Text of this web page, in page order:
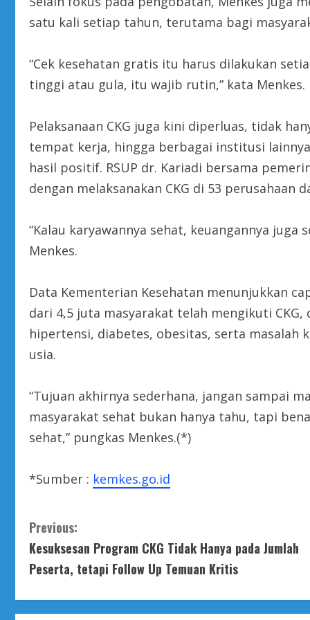
satu kali setiap tahun, terutama bagi
“Cek kesehatan gratis itu harus dilakukan
tinggi atau gula, itu wajib rutin,” kata Menkes.
Pelaksanaan CKG juga kini diperluas, tidak
tempat kerja, hingga berbagai institusi
hasil positif. RSUP dr. Kariadi bersama
dengan melaksanakan CKG di 53 perusahaan
“Kalau karyawannya sehat, keuangannya
Menkes.
Data Kementerian Kesehatan menunjukkan
dari 4,5 juta masyarakat telah mengikuti
hipertensi, diabetes, obesitas, serta masalah
usia.
“Tujuan akhirnya sederhana, jangan sampai
masyarakat sehat bukan hanya tahu, tapi
sehat,” pungkas Menkes.(*)
*Sumber : kemkes.go.id
C
o
Previous:
Kesuksesan Program CKG Tidak Hanya pada Jumlah
Peserta, tetapi Follow Up Temuan Kritis